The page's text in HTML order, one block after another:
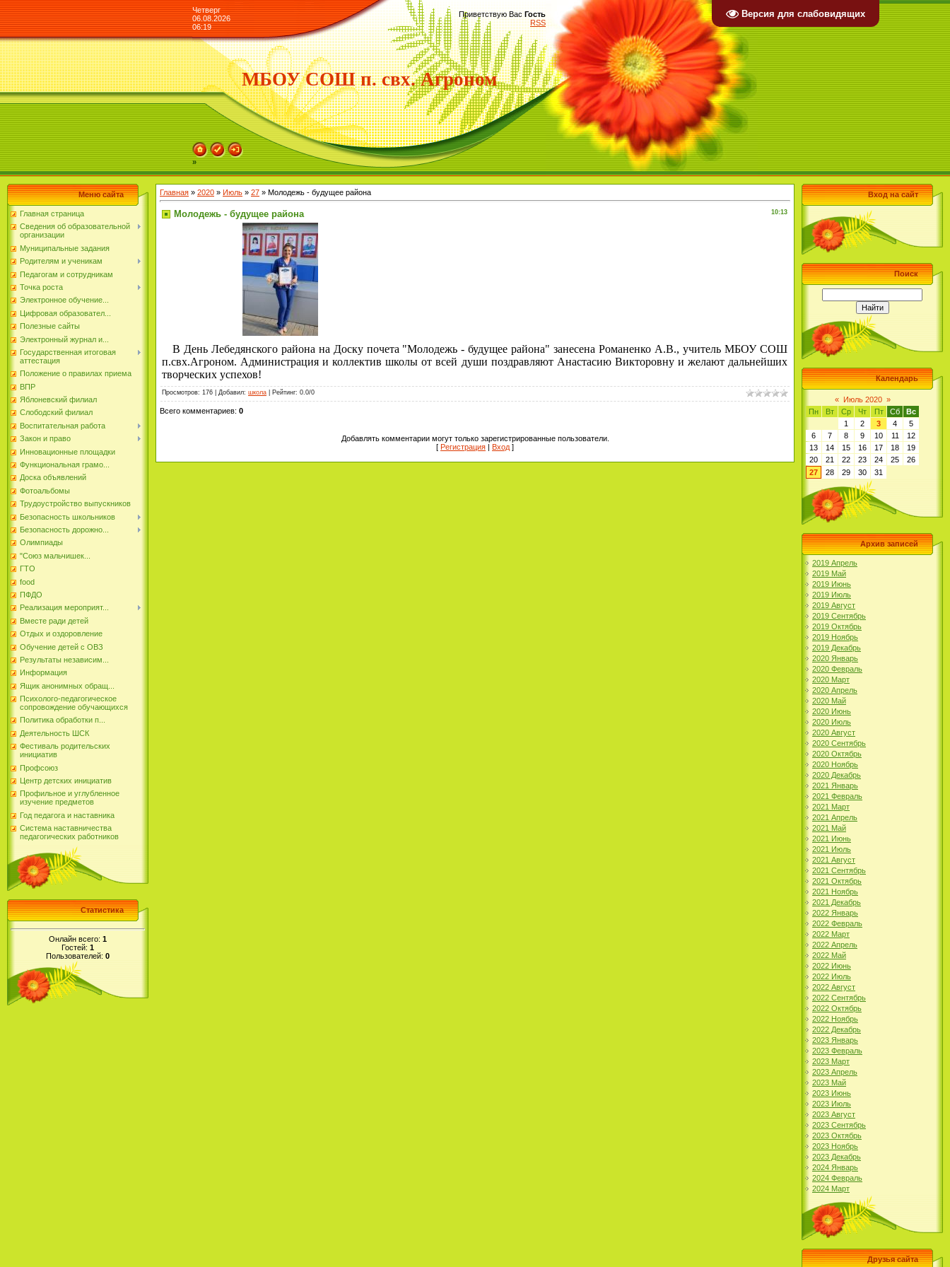
Версия для слабовидящих
Четверг
06.08.2026
06:19
Приветствую Вас Гость
RSS
МБОУ СОШ п. свх. Агроном
»
Меню сайта
Главная страница
Сведения об образовательной
организации
Муниципальные задания
Родителям и ученикам
Педагогам и сотрудникам
Точка роста
Электронное обучение...
Цифровая образовател...
Полезные сайты
Электронный журнал и...
Государственная итоговая
аттестация
Положение о правилах приема
ВПР
Яблоневский филиал
Слободский филиал
Воспитательная работа
Закон и право
Инновационные площадки
Функциональная грамо...
Доска объявлений
Фотоальбомы
Трудоустройство выпускников
Безопасность школьников
Безопасность дорожно...
Олимпиады
"Союз мальчишек...
ГТО
food
ПФДО
Реализация мероприят...
Вместе ради детей
Отдых и оздоровление
Обучение детей с ОВЗ
Результаты независим...
Информация
Ящик анонимных обращ...
Психолого-педагогическое
сопровождение обучающихся
Политика обработки п...
Деятельность ШСК
Фестиваль родительских
инициатив
Профсоюз
Центр детских инициатив
Профильное и углубленное
изучение предметов
Год педагога и наставника
Система наставничества
педагогических работников
Статистика
Онлайн всего: 1
Гостей: 1
Пользователей: 0
Главная » 2020 » Июль » 27 » Молодежь - будущее района
10:13
Молодежь - будущее района
В День Лебедянского района на Доску почета "Молодежь - будущее района" занесена Романенко А.В., учитель МБОУ СОШ
п.свх.Агроном. Администрация и коллектив школы от всей души поздравляют Анастасию Викторовну и желают дальнейших
творческих успехов!
Просмотров: 176 Добавил: школа Рейтинг: 0.0/0
Всего комментариев: 0
Добавлять комментарии могут только зарегистрированные пользователи.
[ Регистрация | Вход ]
Вход на сайт
Поиск
Календарь
« Июль 2020 »
Пн
Вт Ср Чт Пт Сб
Вс
1
2 3 4
5
6
7 8 9 10 11
12
13
14 15 16 17 18
19
20
21 22 23 24 25
26
27
28 29 30 31
Архив записей
2019 Апрель
2019 Май
2019 Июнь
2019 Июль
2019 Август
2019 Сентябрь
2019 Октябрь
2019 Ноябрь
2019 Декабрь
2020 Январь
2020 Февраль
2020 Март
2020 Апрель
2020 Май
2020 Июнь
2020 Июль
2020 Август
2020 Сентябрь
2020 Октябрь
2020 Ноябрь
2020 Декабрь
2021 Январь
2021 Февраль
2021 Март
2021 Апрель
2021 Май
2021 Июнь
2021 Июль
2021 Август
2021 Сентябрь
2021 Октябрь
2021 Ноябрь
2021 Декабрь
2022 Январь
2022 Февраль
2022 Март
2022 Апрель
2022 Май
2022 Июнь
2022 Июль
2022 Август
2022 Сентябрь
2022 Октябрь
2022 Ноябрь
2022 Декабрь
2023 Январь
2023 Февраль
2023 Март
2023 Апрель
2023 Май
2023 Июнь
2023 Июль
2023 Август
2023 Сентябрь
2023 Октябрь
2023 Ноябрь
2023 Декабрь
2024 Январь
2024 Февраль
2024 Март
Друзья сайта